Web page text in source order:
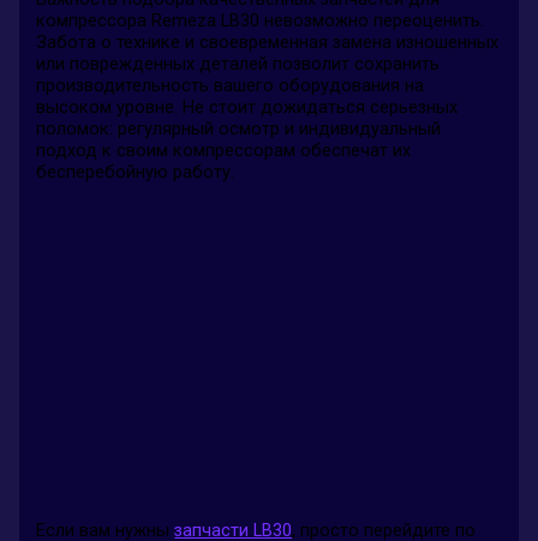
компрессора Remeza LB30 невозможно переоценить.
Забота о технике и своевременная замена изношенных
или поврежденных деталей позволит сохранить
производительность вашего оборудования на
высоком уровне. Не стоит дожидаться серьезных
поломок: регулярный осмотр и индивидуальный
подход к своим компрессорам обеспечат их
бесперебойную работу.
Если вам нужнызапчасти LB30, просто перейдите по